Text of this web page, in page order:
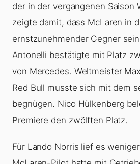
der in der vergangenen Saison
zeigte damit, dass McLaren in
ernstzunehmender Gegner
Antonelli bestätigte mit Platz
von Mercedes. Weltmeister
Red Bull musste sich mit dem
begnügen. Nico Hülkenberg
Premiere den zwölften Platz.
Für Lando Norris lief es